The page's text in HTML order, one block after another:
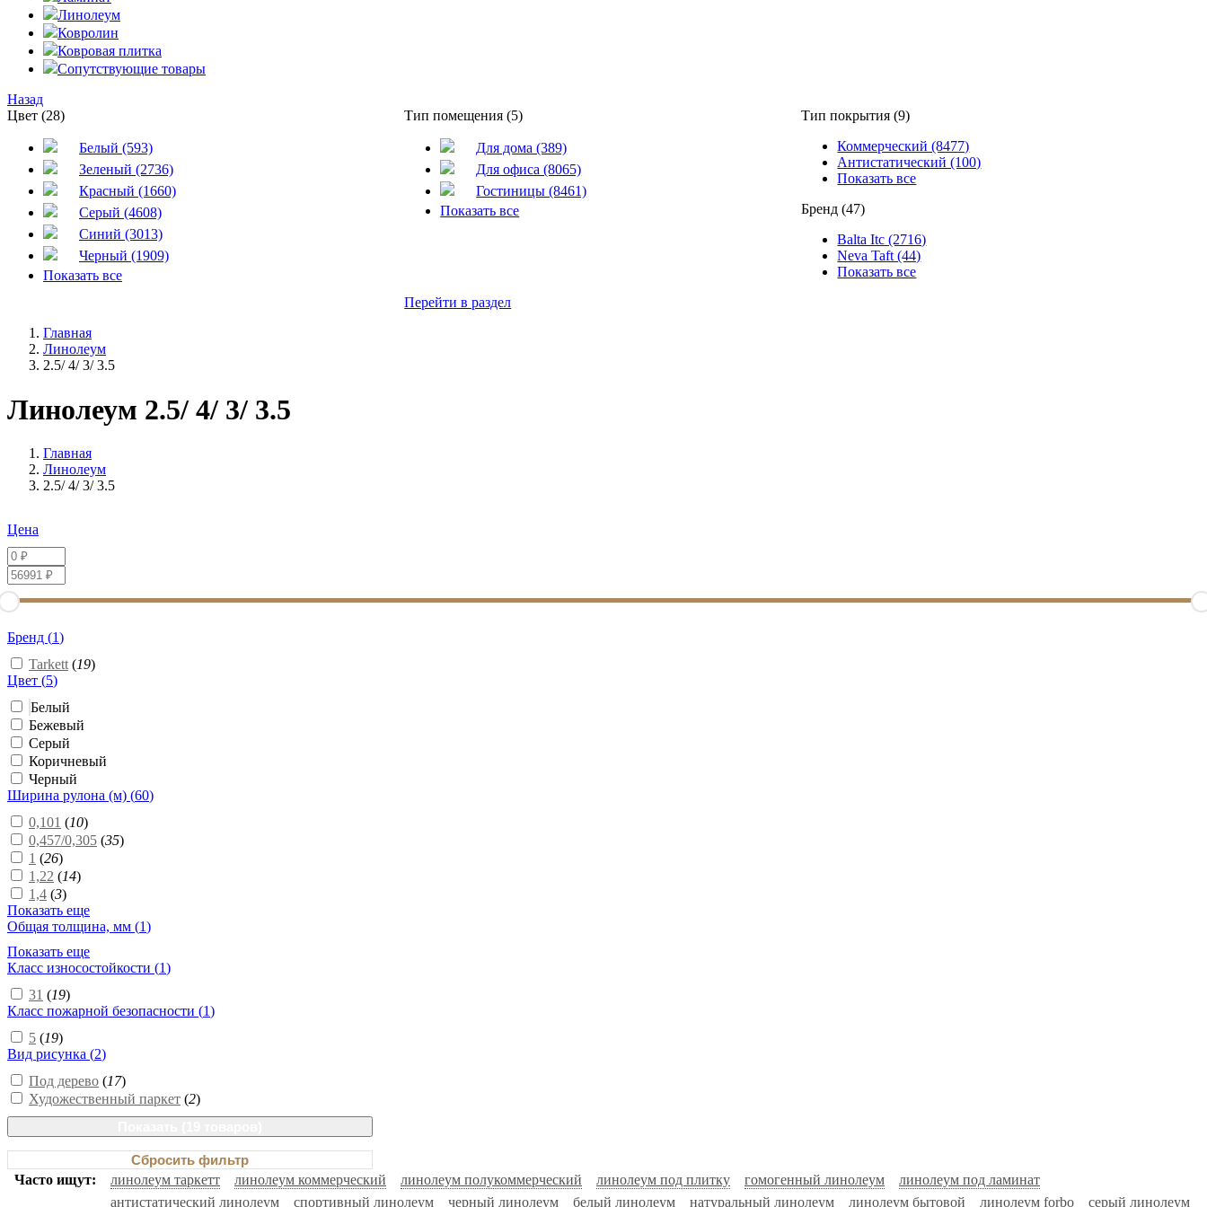
Линолеум
Ковролин
Ковровая плитка
Сопутствующие товары
Назад
Цвет (28)
Белый (593)
Зеленый (2736)
Красный (1660)
Серый (4608)
Синий (3013)
Черный (1909)
Показать все
Тип помещения (5)
Для дома (389)
Для офиса (8065)
Гостиницы (8461)
Показать все
Тип покрытия (9)
Коммерческий (8477)
Антистатический (100)
Показать все
Бренд (47)
Balta Itc (2716)
Neva Taft (44)
Показать все
Перейти в раздел
Главная
Линолеум
2.5/ 4/ 3/ 3.5
Линолеум 2.5/ 4/ 3/ 3.5
Главная
Линолеум
2.5/ 4/ 3/ 3.5
Цена
Бренд (1)
Tarkett (19)
Цвет (5)
Белый
Бежевый
Серый
Коричневый
Черный
Ширина рулона (м) (60)
0,101 (10)
0,457/0,305 (35)
1 (26)
1,22 (14)
1,4 (3)
Показать еще
Общая толщина, мм (1)
Показать еще
Класс износостойкости (1)
31 (19)
Класс пожарной безопасности (1)
5 (19)
Вид рисунка (2)
Под дерево (17)
Художественный паркет (2)
Сбросить фильтр
Часто ищут:
линолеум таркетт линолеум коммерческий линолеум полукоммерческий линолеум под плитку гомогенный линолеум
линолеум под ламинат
антистатический линолеум
спортивный линолеум черный линолеум белый линолеум натуральный линолеум линолеум бытовой линолеум forbo
серый линолеум